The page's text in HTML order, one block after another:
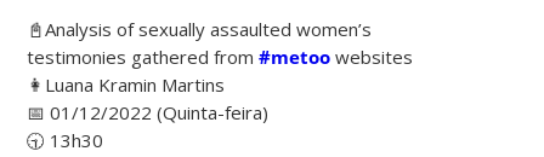
📓Analysis of sexually assaulted women’s
testimonies gathered from#metoo websites
👩​Luana Kramin Martins
📅 01/12/2022 (Quinta-feira)
🕤 13h30